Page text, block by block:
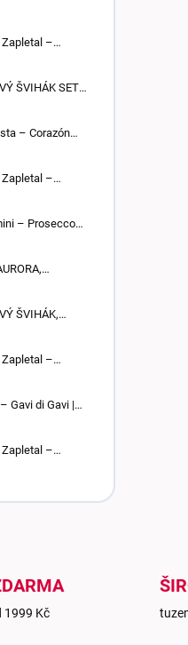
–
| moravské
ŠVIHÁK SET,
6 KUSŮ
– Corazón
| suché
–
| kabinetní
– Prosecco
| Extra Dry
0,75 L
ŠVIHÁK,
0,75 L
–
2024 | výběr z
Gavi di Gavi |
–
| kabinetní
1999 Kč